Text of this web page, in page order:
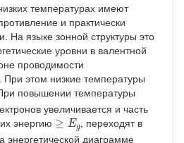
температурах имеют
и практически
На языке зонной структуры это
уровни в валентной
проводимости
При этом низкие температуры
повышении температуры
увеличивается и часть
энергию ≥ Eg
≥Eg , переходят в
энергетической диаграмме